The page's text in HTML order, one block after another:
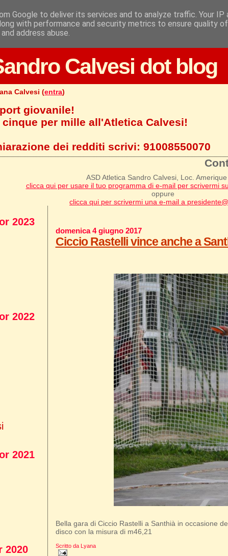
Calvesi dot blog
Calvesi (entra)
giovanile!
per mille all'Atletica Calvesi!
dei redditi scrivi:91008550070
ASD Atletica Sandro Calvesi, Loc.
clicca qui per usare il tuo programma di e-mail per scrivermi
oppure
clicca qui per scrivermi una e-mail a
domenica 4 giugno 2017
Ciccio Rastelli vince anche a
Bella gara di Ciccio Rastelli a Santhià in occasione
disco con la misura di m46,21
Scritto da Lyana
2023
2022
2021
2020
Google to deliver its services and to analyze traffic. Your IP
with performance and security metrics to ensure quality
address abuse.